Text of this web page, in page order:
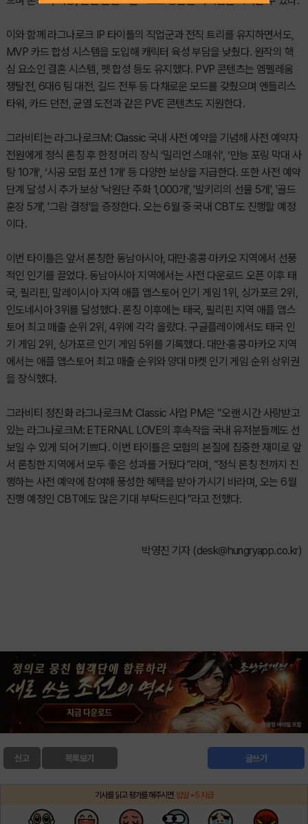
이와 함께 라그나로크 IP 타이틀의 직업군과 전직 트리를 유지하면서도,
MVP 카드 합성 시스템을 도입해 캐릭터 육성 부담을 낮췄다. 원작의 핵
심 요소인 결혼 시스템, 펫 합성 등도 유지했다. PVP 콘텐츠는 엠펠레움
쟁탈전, 6대6 팀 대전, 길드 전투 등 다채로운 모드를 갖췄으며 엔들리스
타워, 카드 던전, 균열 도전과 같은 PVE 콘텐츠도 지원한다.
그라비티는 라그나로크M: Classic 국내 사전 예약을 기념해 사전 예약자
전원에게 정식 론칭 후 한정 머리 장식 ‘밀리언 스매쉬’, ‘만능 포링 막대 사
탕 10개’, ‘시공 모험 포션 1개’ 등 다양한 보상을 지급한다. 또한 사전 예약
단계 달성 시 추가 보상 '낙원단 주화 1,000개', '발키리의 선물 5개', '골드
훈장 5개', '그람 결정'을 증정한다. 오는 6월 중 국내 CBT도 진행할 예정
이다.
이번 타이틀은 앞서 론칭한 동남아시아, 대만∙홍콩∙마카오 지역에서 선풍
적인 인기를 끌었다. 동남아시아 지역에서는 사전 다운로드 오픈 이후 태
국, 필리핀, 말레이시아 지역 애플 앱스토어 인기 게임 1위, 싱가포르 2위,
인도네시아 3위를 달성했다. 론칭 이후에는 태국, 필리핀 지역 애플 앱스
토어 최고 매출 순위 2위, 4위에 각각 올랐다. 구글플레이에서도 태국 인
기 게임 2위, 싱가포르 인기 게임 5위를 기록했다. 대만∙홍콩∙마카오 지역
에서는 애플 앱스토어 최고 매출 순위와 양대 마켓 인기 게임 순위 상위권
을 장식했다.
그라비티 정진화 라그나로크M: Classic 사업 PM은 “오랜 시간 사랑받고
있는 라그나로크M: ETERNAL LOVE의 후속작을 국내 유저분들께도 선
보일 수 있게 되어 기쁘다. 이번 타이틀은 모험의 본질에 집중한 재미로 앞
서 론칭한 지역에서 모두 좋은 성과를 거뒀다”라며, “정식 론칭 전까지 진
행하는 사전 예약에 참여해 풍성한 혜택을 받아 가시기 바라며, 오는 6월
진행 예정인 CBT에도 많은 기대 부탁드린다”라고 전했다.
박영진 기자 (desk@hungryapp.co.kr)
신고 글쓰기
목록보기
기사를 읽고 평가를 해주시면 밥알 +5 지급